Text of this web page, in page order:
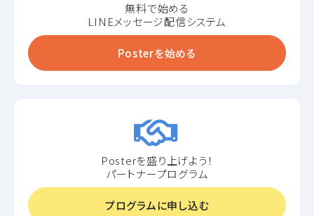
無料で始める
LINEメッセージ配信システム
Posterを始める
Posterを盛り上げよう！
パートナープログラム
プログラムに申し込む